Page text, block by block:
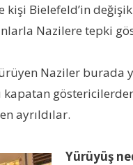
Bielefeld’in
Nazilere tepki
Naziler burada
ayrıldılar.
Yürüyüş